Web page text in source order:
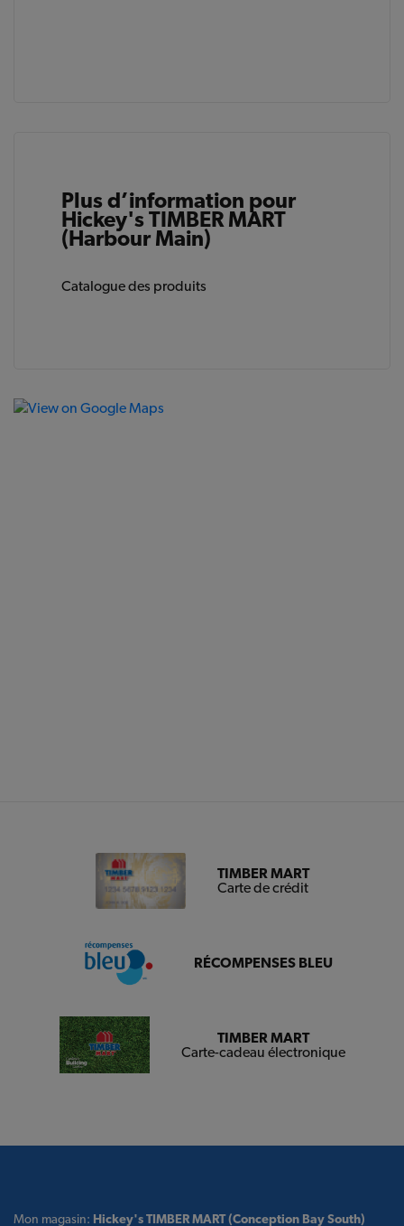
Plus d’information pour
Hickey's TIMBER MART
(Harbour Main)
Catalogue des produits
TIMBER MART
Carte de crédit
RÉCOMPENSES BLEU
TIMBER MART
Carte-cadeau électronique
Mon magasin: Hickey's TIMBER MART (Conception Bay South)